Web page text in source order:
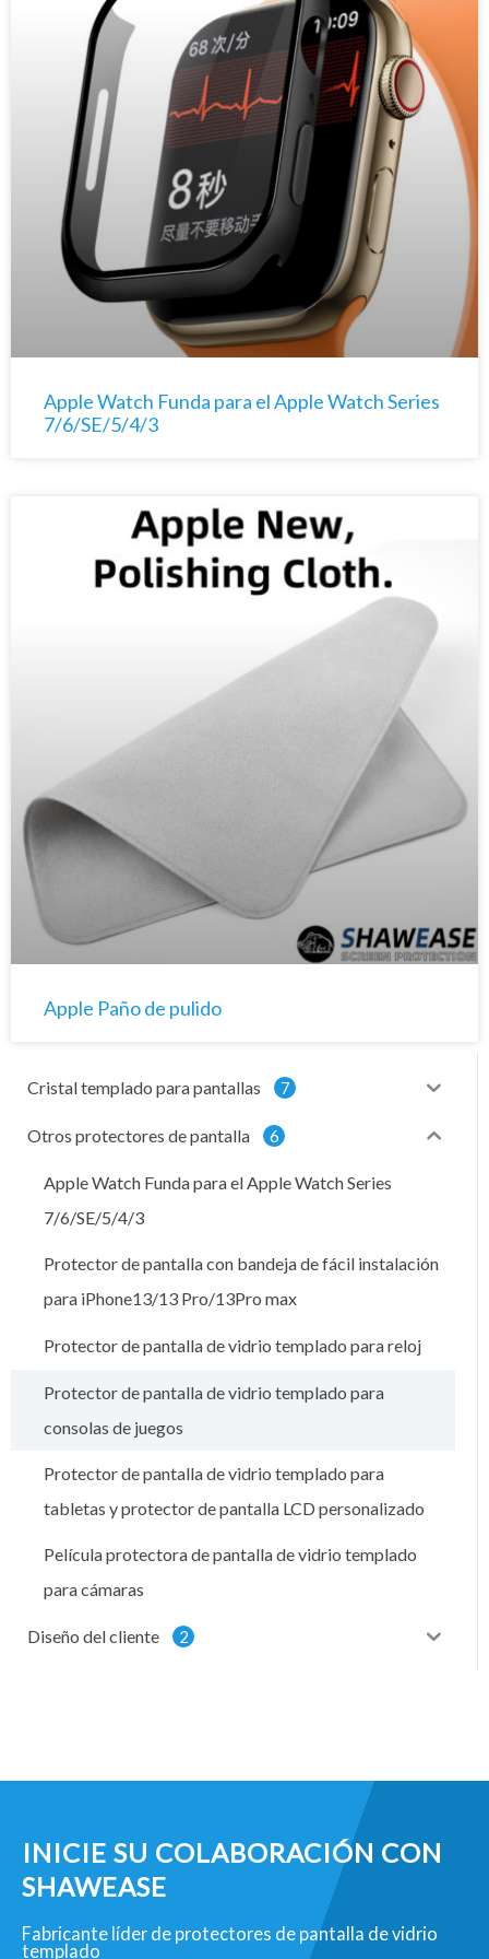
Cristal templado para pantallas 7
Otros protectores de pantalla 6
Apple Watch Funda para el Apple Watch Series
7/6/SE/5/4/3
Protector de pantalla con bandeja de fácil instalación
para iPhone13/13 Pro/13Pro max
Protector de pantalla de vidrio templado para reloj
Protector de pantalla de vidrio templado para
consolas de juegos
Protector de pantalla de vidrio templado para
tabletas y protector de pantalla LCD personalizado
Película protectora de pantalla de vidrio templado
para cámaras
Diseño del cliente 2
Apple Watch Funda para el Apple Watch Series
7/6/SE/5/4/3
Apple Paño de pulido
INICIE SU COLABORACIÓN CON
SHAWEASE
Fabricante líder de protectores de pantalla de vidrio
templado